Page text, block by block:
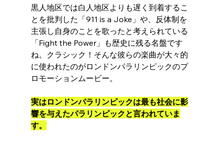
黒人地区では白人地区よりも遅く到着するこ
とを批判した「911 is a Joke」や、反体制を
主張し自身のことを歌ったと考えられている
「Fight the Power」も歴史に残る名盤です
ね。クラシック！そんな彼らの楽曲が大々的
に使われたのがロンドンパラリンピックのプ
ロモーションムービー。
実はロンドンパラリンピックは最も社会に影
響を与えたパラリンピックと言われていま
す。